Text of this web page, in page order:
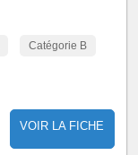
Catégorie B
VOIR LA FICHE